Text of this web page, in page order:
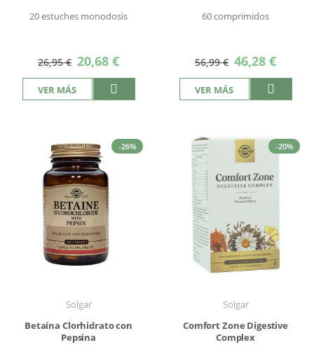
20 estuches monodosis
26,95 € Precio
especial
20,68 €
VER MÁS
60 comprimidos
56,99 € Precio
especial
46,28 €
VER MÁS
-26%
Solgar
Betaína Clorhidrato con
Pepsina
-20%
Solgar
Comfort Zone Digestive
Complex